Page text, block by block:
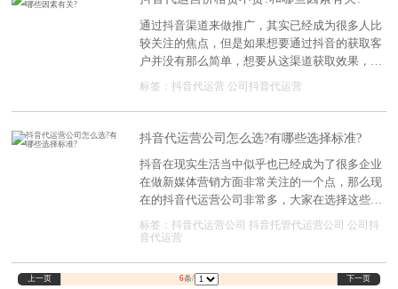
通过抖音渠道来做推广，其实已经成为很多人比
较关注的焦点，但是如果想要通过抖音的获取客
户并没有那么简单，想要从这渠道获取效果，这
就要求必须找家专业的抖音代运营公司，那么在
抖音代运营这件事情上，大家可能也都会有更多
的了解。既然要考虑抖音代运营的话，可能会考
虑到一些价格因素，哪些因素会影响产品的价
标签： 抖音代运营 公司抖音代运营
抖音代运营公司怎么选?有哪些选择标准?
抖音在现实生活当中似乎也已经成为了很多企业
在做新媒体营销方面非常关注的一个点，那么现
在的抖音代运营公司非常多，大家在选择这些公
司的时候要考虑什么?
标签： 抖音代运营公司 抖音托管代运营公司 公司抖
音代运营
上一页 6条/ 下一页